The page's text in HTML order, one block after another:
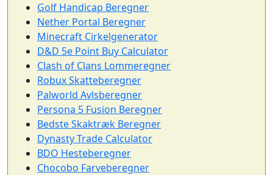
Golf Handicap Beregner
Nether Portal Beregner
Minecraft Cirkelgenerator
D&D 5e Point Buy Calculator
Clash of Clans Lommeregner
Robux Skatteberegner
Palworld Avlsberegner
Persona 5 Fusion Beregner
Bedste Skaktræk Beregner
Dynasty Trade Calculator
BDO Hesteberegner
Chocobo Farveberegner